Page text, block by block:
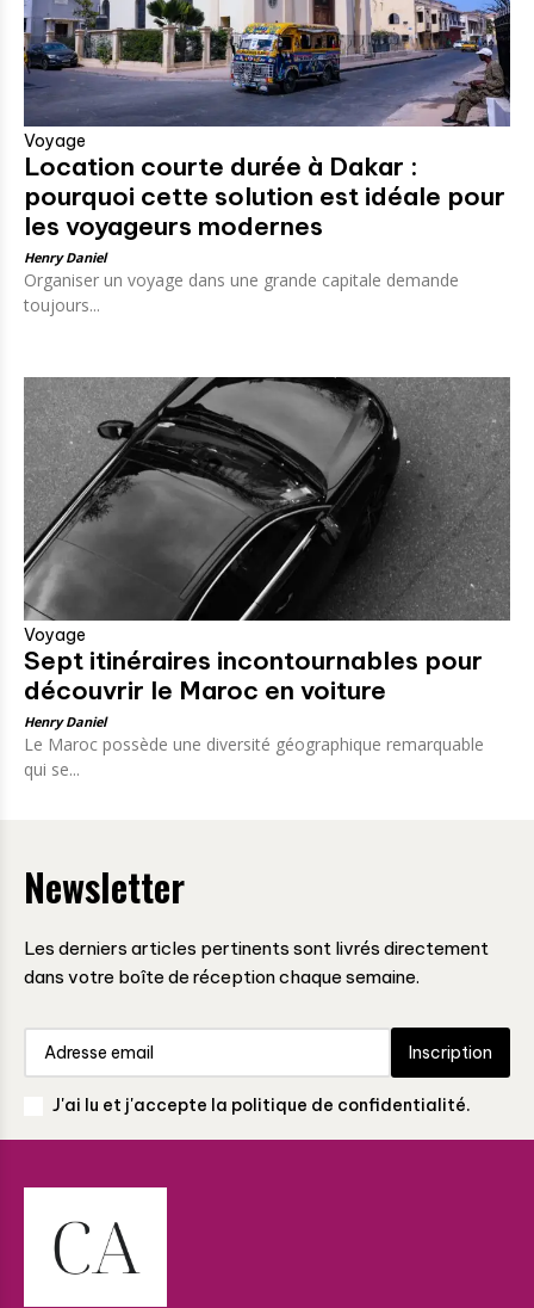
Voyage
Location courte durée à Dakar :
pourquoi cette solution est idéale pour
les voyageurs modernes
Henry Daniel
Organiser un voyage dans une grande capitale demande
toujours...
Voyage
Sept itinéraires incontournables pour
découvrir le Maroc en voiture
Henry Daniel
Le Maroc possède une diversité géographique remarquable
qui se...
Newsletter
Les derniers articles pertinents sont livrés directement
dans votre boîte de réception chaque semaine.
Inscription
J'ai lu et j'accepte la politique de confidentialité.